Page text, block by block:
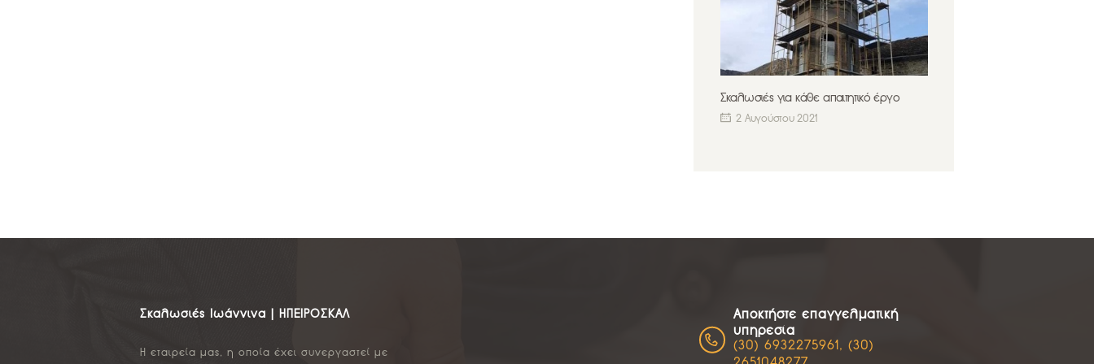
Σκαλωσιές για κάθε απαιτητικό έργο
2 Αυγούστου 2021
Σκαλωσιές Ιωάννινα | ΗΠΕΙΡΟΣΚΑΛ
Η εταιρεία μας, η οποία έχει συνεργαστεί με
Αποκτήστε επαγγελματική
υπηρεσία
(30) 6932275961, (30)